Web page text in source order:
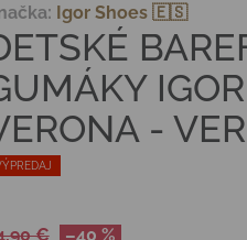
-
Igor Shoes 🇪🇸
€ –40 %